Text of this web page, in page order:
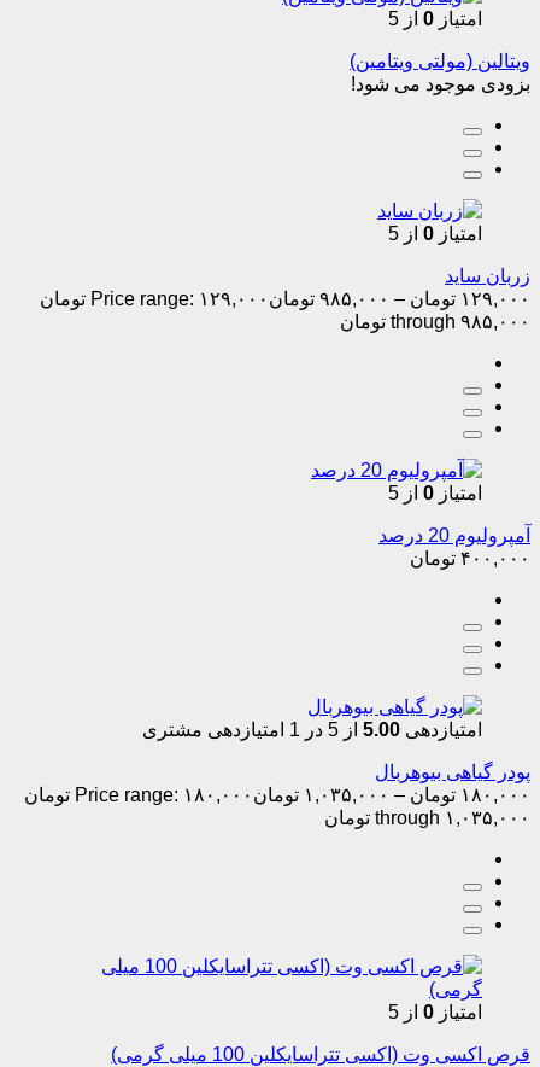
امتیاز 0 از 5
ویتالین (مولتی ویتامین)
بزودی موجود می شود!
امتیاز 0 از 5
زربان ساید
۱۲۹,۰۰۰ تومان – ۹۸۵,۰۰۰ تومان
Price range: ۱۲۹,۰۰۰ تومان
through ۹۸۵,۰۰۰ تومان
امتیاز 0 از 5
آمپرولیوم 20 درصد
۴۰۰,۰۰۰ تومان
امتیازدهی 5.00 از 5 در 1 امتیازدهی مشتری
پودر گیاهی بیوهربال
۱۸۰,۰۰۰ تومان – ۱,۰۳۵,۰۰۰ تومان
Price range: ۱۸۰,۰۰۰ تومان
through ۱,۰۳۵,۰۰۰ تومان
امتیاز 0 از 5
قرص اکسی وت (اکسی تتراسایکلین 100 میلی گرمی)